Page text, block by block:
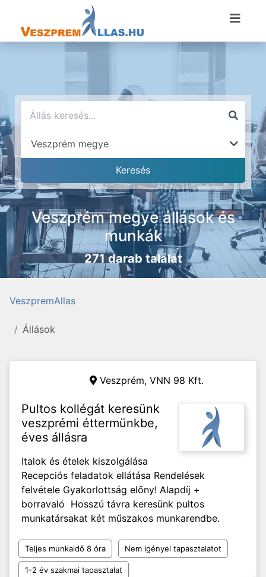
Veszprém megye állások és
munkák
271 darab találat
VeszpremAllas
Állások
Veszprém, VNN 98 Kft.
Pultos kollégát keresünk
veszprémi éttermünkbe,
éves állásra
Italok és ételek kiszolgálása
Recepciós feladatok ellátása Rendelések
felvétele Gyakorlottság előny! Alapdíj +
borravaló Hosszú távra keresünk pultos
munkatársakat két műszakos munkarendbe.
Teljes munkaidő 8 óra Nem igényel tapasztalatot
1-2 év szakmai tapasztalat